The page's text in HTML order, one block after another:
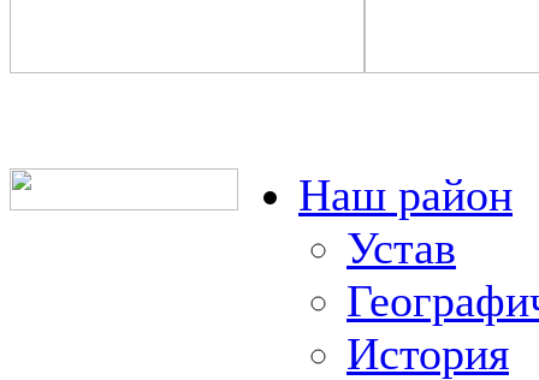
Наш район
Устав
История